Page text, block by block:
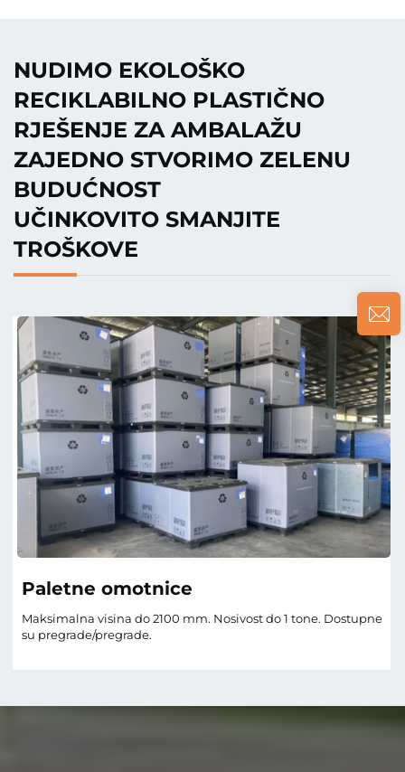
NUDIMO EKOLOŠKO
RECIKLABILNO PLASTIČNO
RJEŠENJE ZA AMBALAŽU
ZAJEDNO STVORIMO ZELENU
BUDUĆNOST
UČINKOVITO SMANJITE
TROŠKOVE
Valovita plastična ploča
Debljina: 1,5 mm do 20 mm. Maksimalna širina do
UV, FR, ESD, Corona itd.